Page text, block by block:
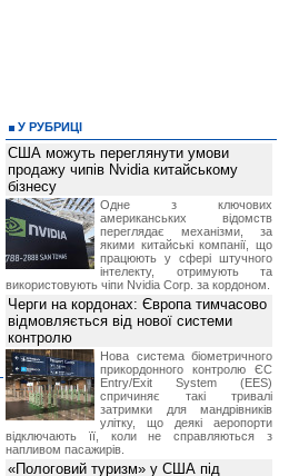
У РУБРИЦІ
США можуть переглянути умови
продажу чипів Nvidia китайському
бізнесу
Одне з ключових
американських відомств
переглядає механізми, за
якими китайські компанії, що
працюють у сфері штучного
інтелекту, отримують та
використовують чіпи Nvidia Corp. за кордоном.
Черги на кордонах: Європа тимчасово
відмовляється від нової системи
контролю
Нова система біометричного
прикордонного контролю ЄС
Entry/Exit System (EES)
спричиняє такі тривалі
затримки для мандрівників
улітку, що деякі аеропорти
відключають її, коли не справляються з
напливом пасажирів.
«Пологовий туризм» у США під